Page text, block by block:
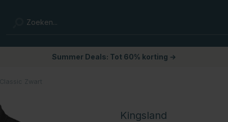
Summer Deals: Tot 60% korting →
Kingsland